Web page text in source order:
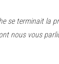
se terminait la
nous vous